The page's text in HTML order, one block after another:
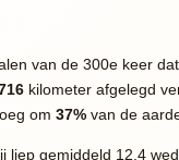
van de 300e keer
kilometer afgelegd
om 37% van de
gemiddeld 12.4